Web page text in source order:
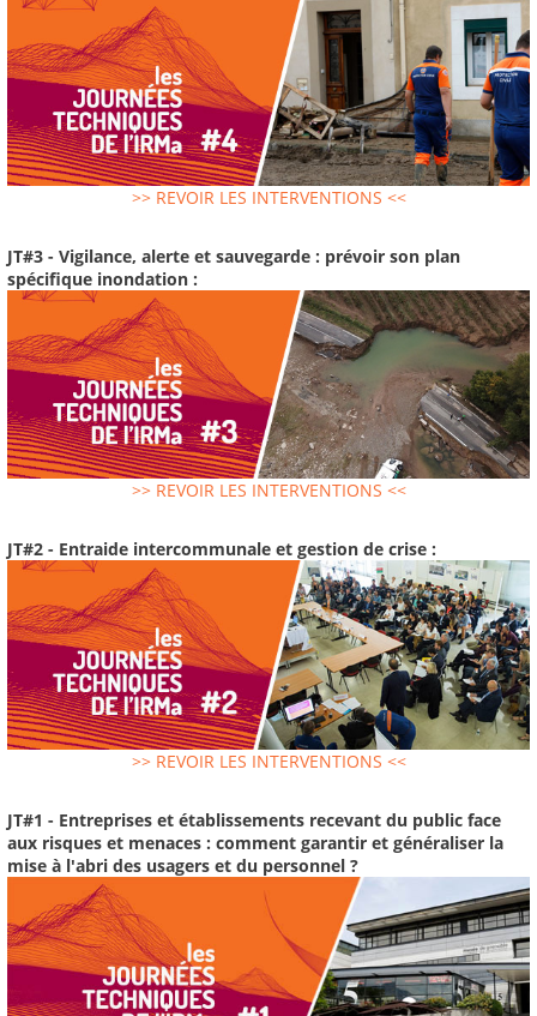
>> REVOIR LES INTERVENTIONS <<
JT#3 - Vigilance, alerte et sauvegarde : prévoir son plan
spécifique inondation :
>> REVOIR LES INTERVENTIONS <<
JT#2 - Entraide intercommunale et gestion de crise :
>> REVOIR LES INTERVENTIONS <<
JT#1 - Entreprises et établissements recevant du public face
aux risques et menaces : comment garantir et généraliser la
mise à l'abri des usagers et du personnel ?